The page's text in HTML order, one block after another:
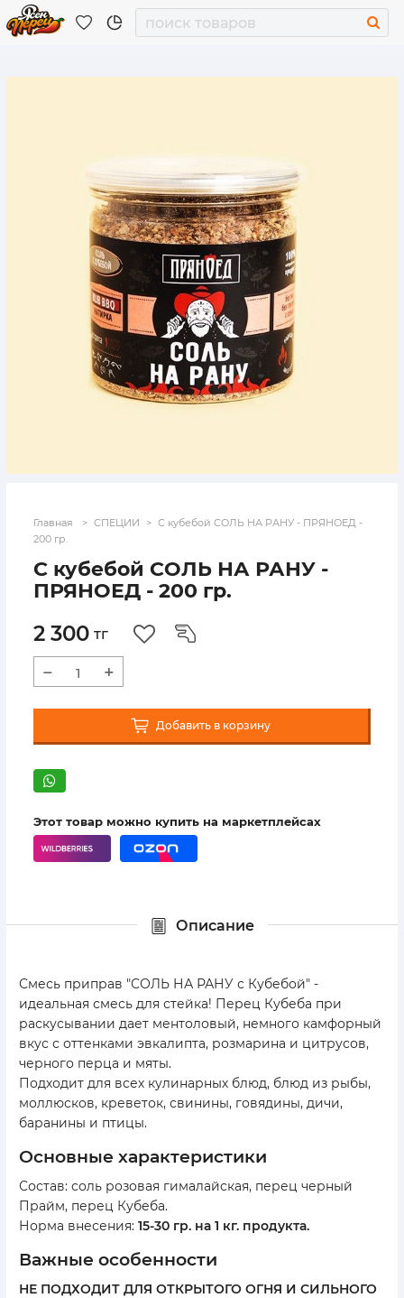
Главная СПЕЦИИ
С кубебой СОЛЬ НА РАНУ - ПРЯНОЕД -
200 гр.
С кубебой СОЛЬ НА РАНУ -
ПРЯНОЕД - 200 гр.
2 300 тг
− +
Добавить в корзину
Этот товар можно купить на маркетплейсах
Описание
Смесь приправ "СОЛЬ НА РАНУ с Кубебой" -
идеальная смесь для стейка! Перец Кубеба при
раскусывании дает ментоловый, немного камфорный
вкус с оттенками эвкалипта, розмарина и цитрусов,
черного перца и мяты.
Подходит для всех кулинарных блюд, блюд из рыбы,
моллюсков, креветок, свинины, говядины, дичи,
баранины и птицы.
основные характеристики
Состав: соль розовая гималайская, перец черный
Прайм, перец Кубеба.
Норма внесения: 15-30 гр. на 1 кг. продукта.
важные особенности
НЕ ПОДХОДИТ ДЛЯ ОТКРЫТОГО ОГНЯ И СИЛЬНОГО